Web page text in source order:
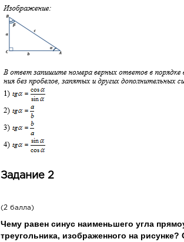
Задание 2
(2 балла)
Чему равен синус наименьшего угла
треугольника, изображенного на рисунке?